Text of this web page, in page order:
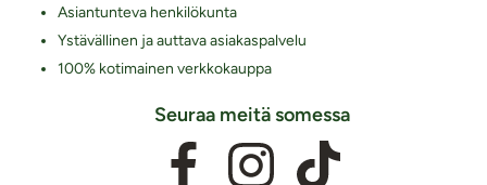
Asiantunteva henkilökunta
Ystävällinen ja auttava asiakaspalvelu
100% kotimainen verkkokauppa
Seuraa meitä somessa